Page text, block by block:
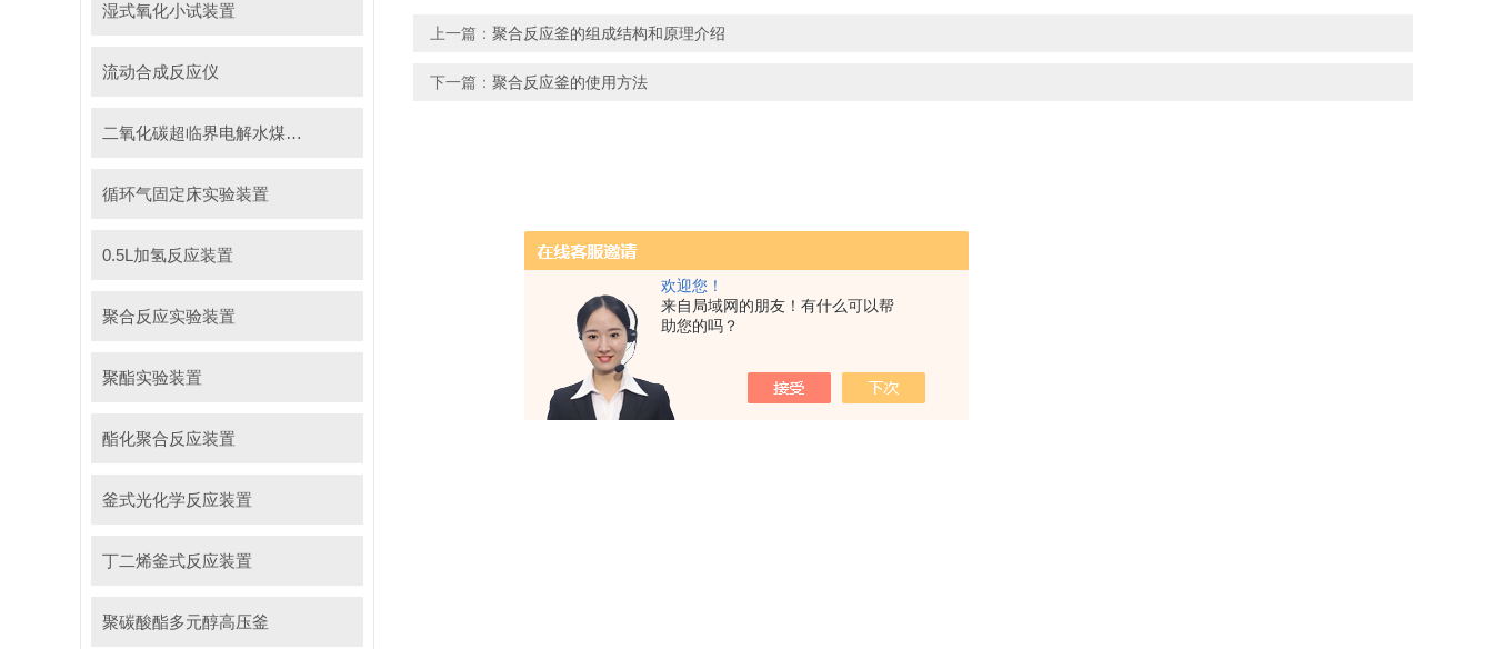
欢迎您！
来自局域网的朋友！有什么可以帮
助您的吗？
湿式氧化小试装置
流动合成反应仪
二氧化碳超临界电解水煤浆制甲烷装置
循环气固定床实验装置
0.5L加氢反应装置
聚合反应实验装置
聚酯实验装置
酯化聚合反应装置
釜式光化学反应装置
丁二烯釜式反应装置
聚碳酸酯多元醇高压釜
上一篇： 聚合反应釜的组成结构和原理介绍
下一篇： 聚合反应釜的使用方法